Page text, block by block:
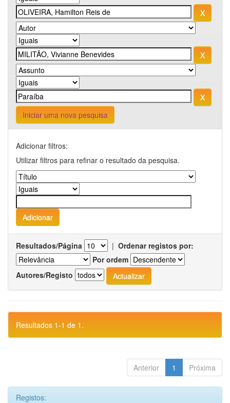
Iniciar uma nova pesquisa
Adicionar filtros:
Utilizar filtros para refinar o resultado da pesquisa.
Resultados/Página | Ordenar registos por:
Por ordem
Autores/Registo
Resultados 1-1 de 1.
Anterior 1 Próxima
Registos: